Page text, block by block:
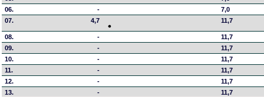
06.
-
7,0
07.
4,7 11,7
08. -
11,7
09.
-
11,7
10.
-
11,7
11.
-
11,7
12.
-
11,7
13.
-
11,7